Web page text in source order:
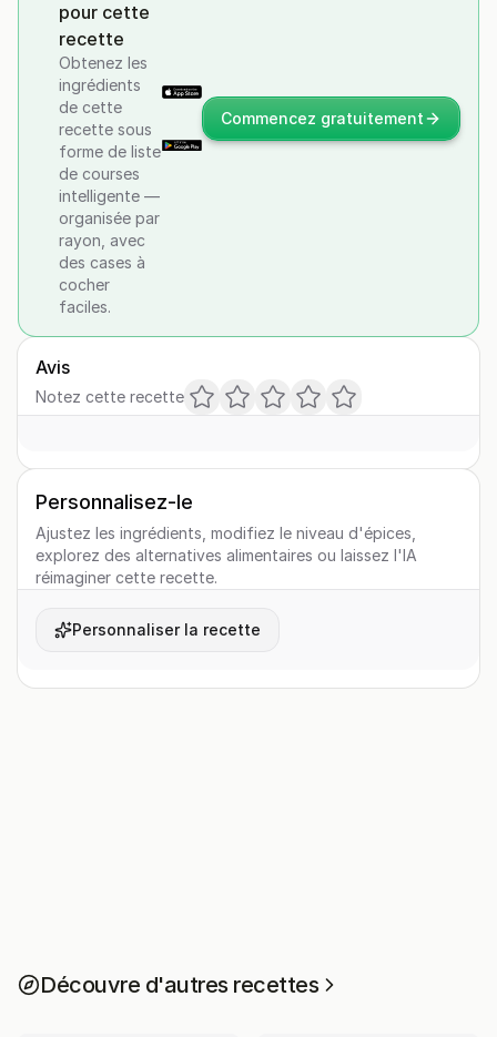
pour cette
recette
Obtenez les
ingrédients
de cette
recette sous
forme de liste
de courses
intelligente —
organisée par
rayon, avec
des cases à
cocher
faciles.
Commencez gratuitement
Avis
Notez cette recette
Personnalisez-le
Ajustez les ingrédients, modifiez le niveau d'épices,
explorez des alternatives alimentaires ou laissez l'IA
réimaginer cette recette.
Personnaliser la recette
Découvre d'autres recettes